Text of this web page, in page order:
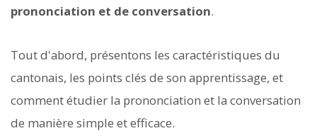
prononciation et de conversation.
Tout d'abord, présentons les caractéristiques du
cantonais, les points clés de son apprentissage, et
comment étudier la prononciation et la conversation
de manière simple et efficace.